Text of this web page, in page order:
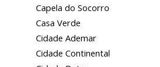
Capela do Socorro
Casa Verde
Cidade Ademar
Cidade Continental